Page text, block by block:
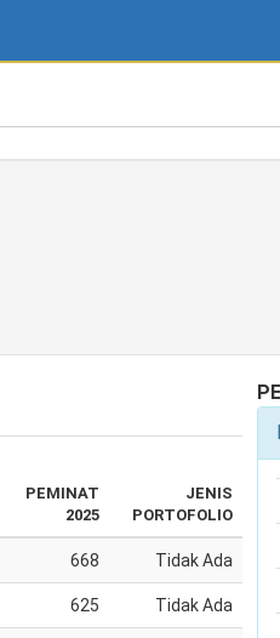
PEMINAT
2025
JENIS
PORTOFOLIO
668 Tidak Ada
625 Tidak Ada